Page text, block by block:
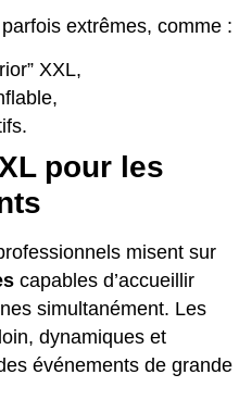
extrêmes, comme :
XXL,
pour les
misent sur
capables d’accueillir
simultanément. Les
dynamiques et
événements de grande